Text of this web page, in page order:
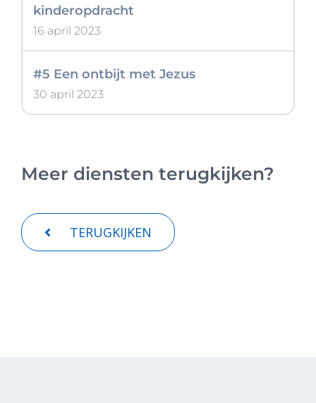
kinderopdracht
16 april 2023
#5 Een ontbijt met Jezus
30 april 2023
Meer diensten terugkijken?
TERUGKIJKEN